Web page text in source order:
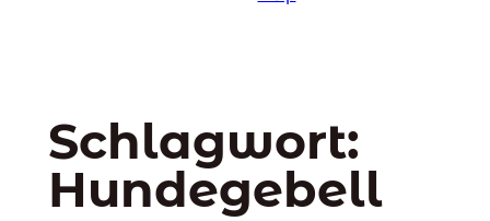
Schlagwort:
Hundegebell